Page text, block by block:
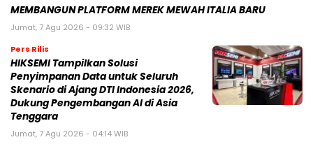
MEMBANGUN PLATFORM MEREK MEWAH ITALIA BARU
Jumat, 7 Agu 2026 - 09:32 WIB
Pers Rilis
HIKSEMI Tampilkan Solusi
Penyimpanan Data untuk Seluruh
Skenario di Ajang DTI Indonesia 2026,
Dukung Pengembangan AI di Asia
Tenggara
Jumat, 7 Agu 2026 - 04:14 WIB